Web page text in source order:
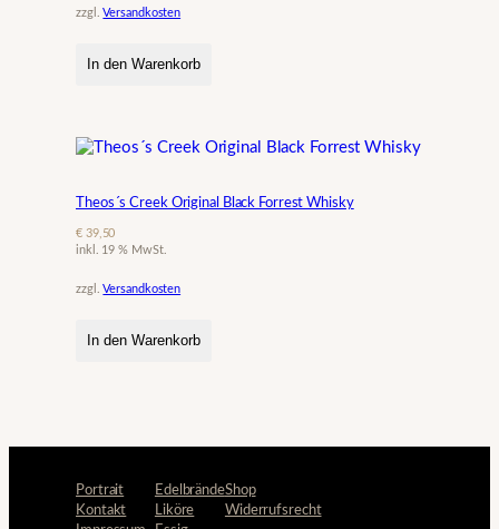
zzgl.Versandkosten
In den Warenkorb
Theos´s Creek Original Black Forrest Whisky
€39,50
inkl. 19 % MwSt.
zzgl.Versandkosten
In den Warenkorb
Portrait
Kontakt
Edelbrände
Liköre
Shop
Widerrufsrecht